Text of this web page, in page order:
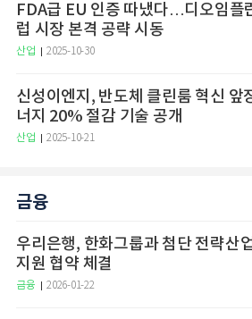
FDA급 EU 인증 따냈다…디오임플
럽 시장 본격 공략 시동
산업 2025-10-30
신성이엔지, 반도체 클린룸 혁신 앞
너지 20% 절감 기술 공개
산업 2025-10-21
금융
우리은행, 한화그룹과 첨단 전략산
지원 협약 체결
금융 2026-01-22